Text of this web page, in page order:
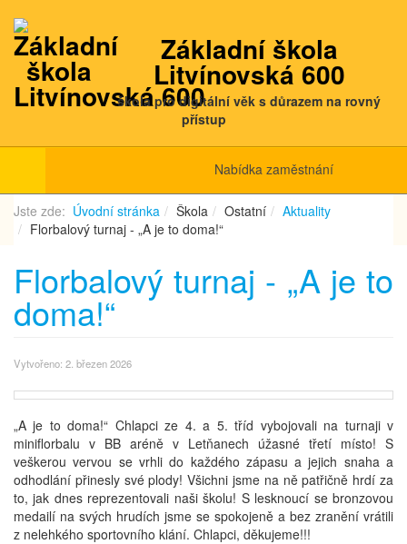
Základní škola
Litvínovská 600
škola pro digitální věk s důrazem na rovný
přístup
Nabídka zaměstnání
Jste zde: Úvodní stránka Škola Ostatní
Aktuality
Florbalový turnaj - „A je to doma!“
Florbalový turnaj - „A je to
doma!“
Vytvořeno: 2. březen 2026
„A je to doma!“ Chlapci ze 4. a 5. tříd vybojovali na turnaji v
miniflorbalu v BB aréně v Letňanech úžasné třetí místo! S
veškerou vervou se vrhli do každého zápasu a jejich snaha a
odhodlání přinesly své plody! Všichni jsme na ně patřičně hrdí za
to, jak dnes reprezentovali naši školu! S lesknoucí se bronzovou
medailí na svých hrudích jsme se spokojeně a bez zranění vrátili
z nelehkého sportovního klání. Chlapci, děkujeme!!!